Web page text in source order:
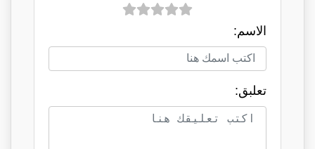
الاسم:
تعلبق: